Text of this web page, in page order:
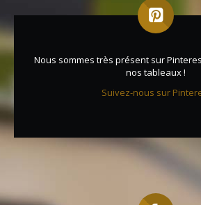
Nous sommes très présent sur
nos tableaux !
Suivez-nous sur